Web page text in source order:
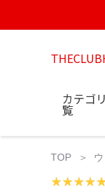
カテゴ
覧
TOP